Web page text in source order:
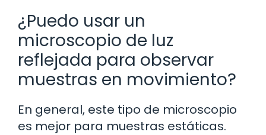
¿Puedo usar un
microscopio de luz
reflejada para observar
muestras en movimiento?
En general, este tipo de microscopio
es mejor para muestras estáticas.